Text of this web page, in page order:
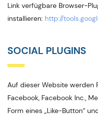
Link verfügbare Browser-
installieren: http://
SOCIAL PLUGINS
Auf dieser Website werden
Facebook, Facebook Inc.,
Form eines „Like-Button“